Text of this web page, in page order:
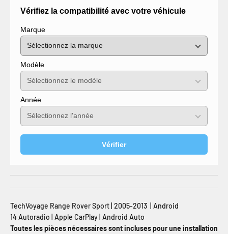
Vérifiez la compatibilité avec votre véhicule
Marque
Modèle
Année
Vérifier
TechVoyage Range Rover Sport | 2005-2013 | Android
14 Autoradio | Apple CarPlay | Android Auto
Toutes les pièces nécessaires sont incluses pour une installation